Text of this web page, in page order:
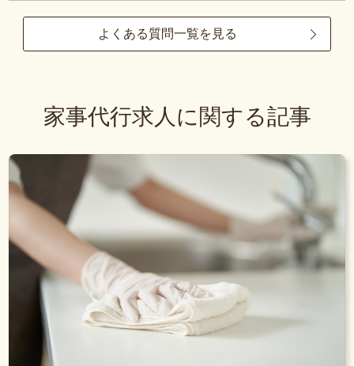
よくある質問一覧を見る
家事代行求人に関する記事